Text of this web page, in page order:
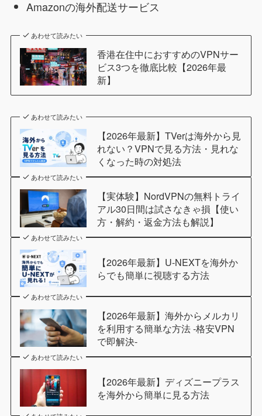
Amazonの海外配送サービス
あわせて読みたい
香港在住中におすすめのVPNサー
ビス3つを徹底比較【2026年最
新】
あわせて読みたい
【2026年最新】TVerは海外から見
れない？VPNで見る方法・見れな
くなった時の対処法
あわせて読みたい
【実体験】NordVPNの無料トライ
アル30日間は試さなきゃ損【使い
方・解約・返金方法も解説】
あわせて読みたい
【2026年最新】U-NEXTを海外か
らでも簡単に視聴する方法
あわせて読みたい
【2026年最新】海外からメルカリ
を利用する簡単な方法 -格安VPN
で即解決-
あわせて読みたい
【2026年最新】ディズニープラス
を海外から簡単に見る方法